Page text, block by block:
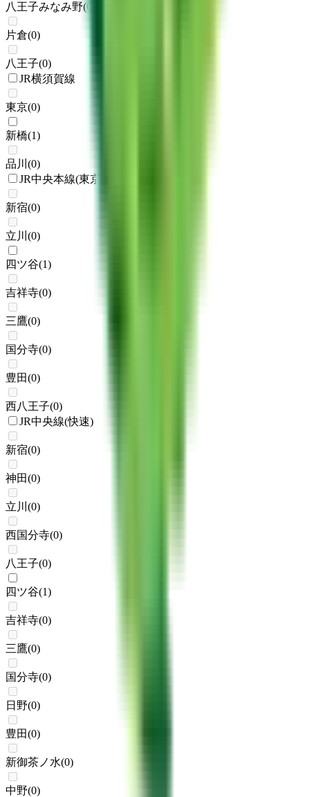
八王子みなみ野(0
片倉(0)
八王子(0)
JR横須賀線
東京(0)
新橋(1)
品川 (0)
JR中央本線(東京～塩尻)
新宿(0)
立川 (0)
四ツ谷(1)
吉祥寺(0)
三鷹(0)
国分寺(0)
豊田(0)
西八王子(0)
JR中央線(快速)
新宿(0)
神田(0)
立川 (0)
西国分寺(0)
八王子(0)
四ツ谷(1)
吉祥寺(0)
三鷹(0)
国分寺(0)
日野(0)
豊田(0)
新御茶ノ水(0)
中野(0)